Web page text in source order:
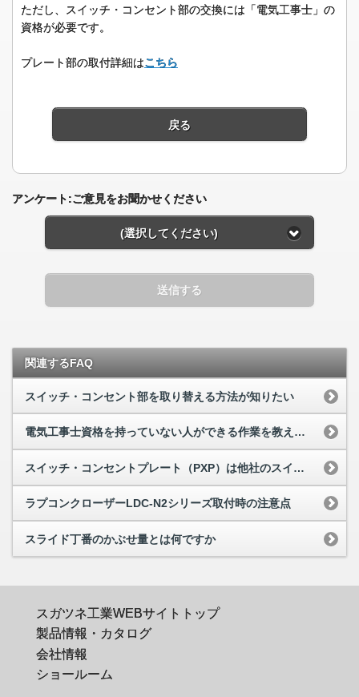
ただし、スイッチ・コンセント部の交換には「電気工事士」の
資格が必要です。
プレート部の取付詳細はこちら
戻る
アンケート:ご意見をお聞かせください
(選択してください)
送信する
関連するFAQ
スイッチ・コンセント部を取り替える方法が知りたい
電気工事士資格を持っていない人ができる作業を教えてほしい
スイッチ・コンセントプレート（PXP）は他社のスイッチでも使えますか
ラプコンクローザーLDC-N2シリーズ取付時の注意点
スライド丁番のかぶせ量とは何ですか
スガツネ工業WEBサイトトップ
製品情報・カタログ
会社情報
ショールーム